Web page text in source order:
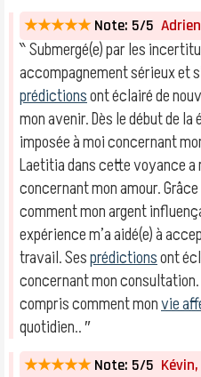
★★★★★ Note: 5/5
‶ Submergé(e) par les
accompagnement sérieux et
prédictionsont éclairé de
mon avenir. Dès le début de
imposée à moi concernant
Laetitia dans cette voyance
concernant mon amour.
comment mon argent
expérience m’a aidé(e) à
travail. Sesprédictionsont
concernant mon consultation.
compris comment monvie
quotidien.. ″
★★★★★ Note: 5/5